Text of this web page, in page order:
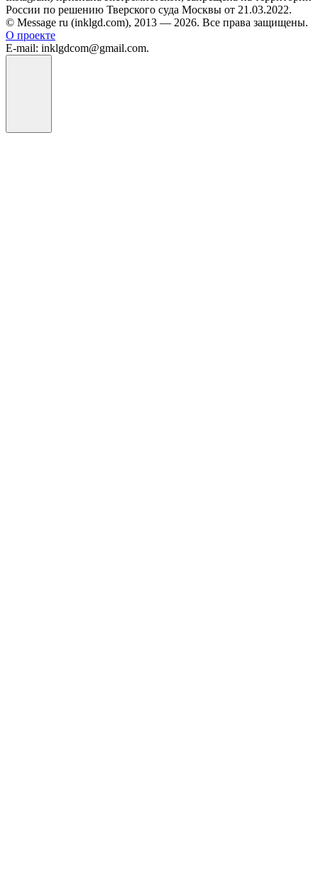
России по решению Тверского суда Москвы от 21.03.2022.
© Message ru (inklgd.com), 2013 — 2026. Все права защищены.
О проекте
E-mail: inklgdcom@gmail.com.